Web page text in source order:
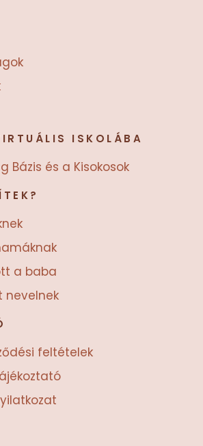
ISKOLÁBA
Bázis és a Kisokosok
a baba
nevelnek
feltételek